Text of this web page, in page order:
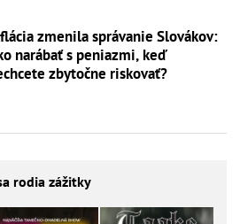
zmenila správanie Slovákov:
narábať s peniazmi, keď
zbytočne riskovať?
rodia zážitky